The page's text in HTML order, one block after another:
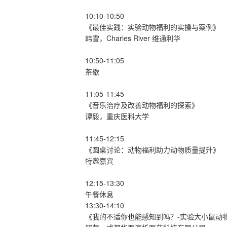
10:10-10:50
《最佳实践：实验动物福利的实操与案例》
韩雪，Charles River 维通利华
10:50-11:05
茶歇
11:05-11:45
《音乐治疗及改善动物福利的探索》
谭毅，重庆医科大学
11:45-12:15
《圆桌讨论：动物福利助力动物质量提升》
特邀嘉宾
12:15-13:30
午餐休息
13:30-14:10
《我的不适你也能感知到吗？-实验大小鼠动